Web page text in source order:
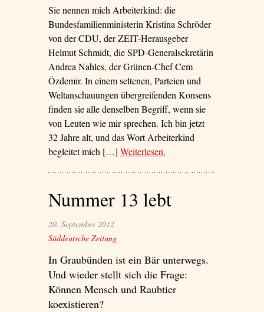
Sie nennen mich Arbeiterkind: die
Bundesfamilienministerin Kristina Schröder
von der CDU, der ZEIT-Herausgeber
Helmut Schmidt, die SPD-Generalsekretärin
Andrea Nahles, der Grünen-Chef Cem
Özdemir. In einem seltenen, Parteien und
Weltanschauungen übergreifenden Konsens
finden sie alle denselben Begriff, wenn sie
von Leuten wie mir sprechen. Ich bin jetzt
32 Jahre alt, und das Wort Arbeiterkind
begleitet mich […] Weiterlesen– ‘Ich Arbeiterkind’
.
Nummer 13 lebt
20. September 2012
Süddeutsche Zeitung
In Graubünden ist ein Bär unterwegs.
Und wieder stellt sich die Frage:
Können Mensch und Raubtier
koexistieren?